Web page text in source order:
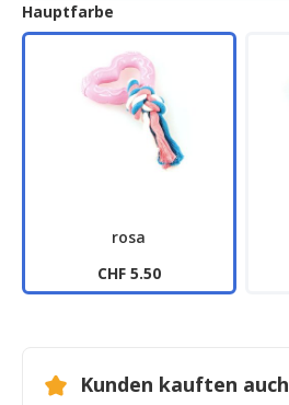
Hauptfarbe
rosa
CHF 5.50
Kunden kauften auch